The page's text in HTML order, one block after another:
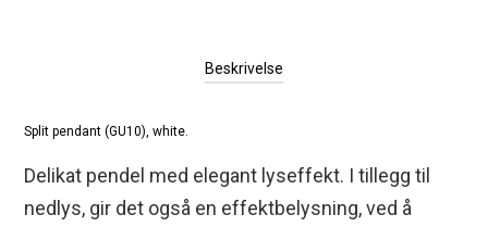
Beskrivelse
Split pendant (GU10), white.
Delikat pendel med elegant lyseffekt. I tillegg til
nedlys, gir det også en effektbelysning, ved å